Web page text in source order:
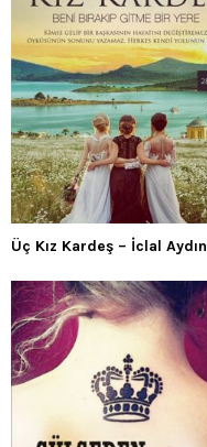
Üç Kız Kardeş – İclal Aydın